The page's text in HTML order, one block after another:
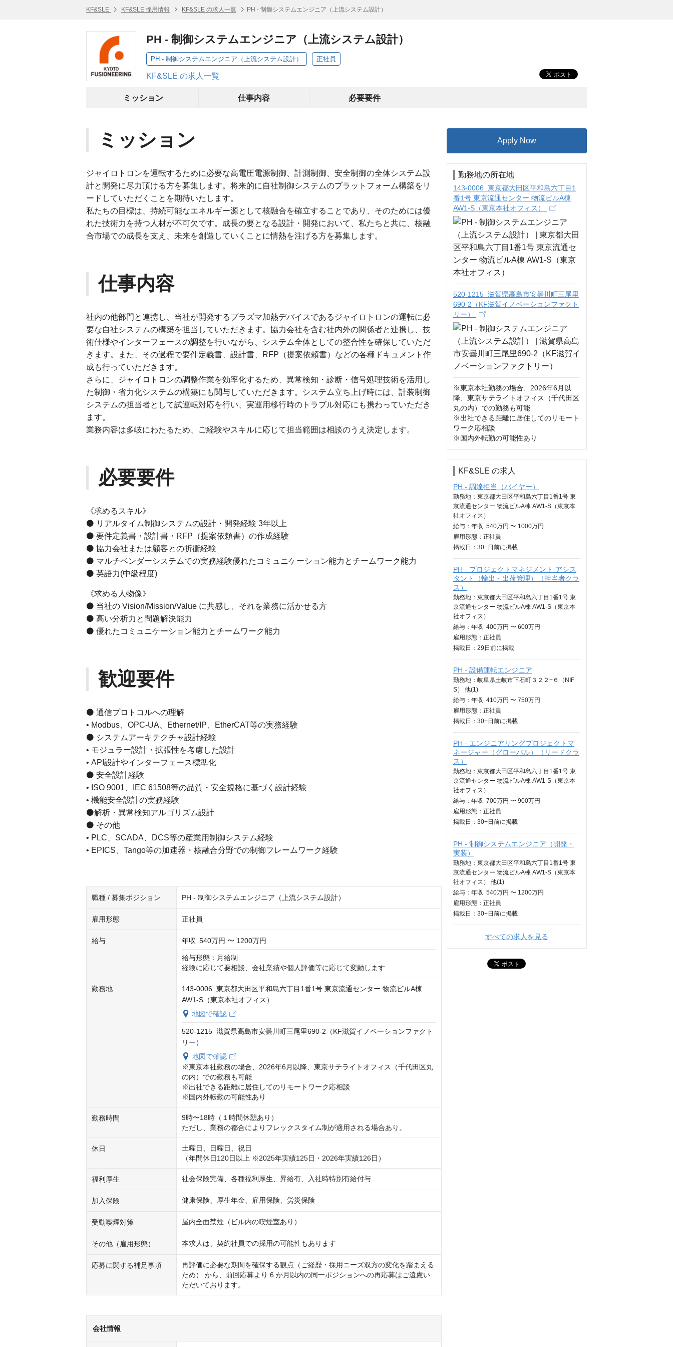
KF&SLE KF&SLE 採用情報 KF&SLE の求人一覧 PH - 制御システムエンジニア（上流システム設計）
PH - 制御システムエンジニア（上流システム設計）
PH - 制御システムエンジニア（上流システム設計） 正社員
KF&SLE の求人一覧
ミッション 仕事内容 必要要件
ミッション
ジャイロトロンを運転するために必要な高電圧電源制御、計測制御、安全制御の全体システム設
計と開発に尽力頂ける方を募集します。将来的に自社制御システムのプラットフォーム構築をリ
ードしていただくことを期待いたします。
私たちの目標は、持続可能なエネルギー源として核融合を確立することであり、そのためには優
れた技術力を持つ人材が不可欠です。成長の要となる設計・開発において、私たちと共に、核融
合市場での成長を支え、未来を創造していくことに情熱を注げる方を募集します。
仕事内容
社内の他部門と連携し、当社が開発するプラズマ加熱デバイスであるジャイロトロンの運転に必
要な自社システムの構築を担当していただきます。協力会社を含む社内外の関係者と連携し、技
術仕様やインターフェースの調整を行いながら、システム全体としての整合性を確保していただ
きます。また、その過程で要件定義書、設計書、RFP（提案依頼書）などの各種ドキュメント作
成も行っていただきます。
さらに、ジャイロトロンの調整作業を効率化するため、異常検知・診断・信号処理技術を活用し
た制御・省力化システムの構築にも関与していただきます。システム立ち上げ時には、計装制御
システムの担当者として試運転対応を行い、実運用移行時のトラブル対応にも携わっていただき
ます。
業務内容は多岐にわたるため、ご経験やスキルに応じて担当範囲は相談のうえ決定します。
必要要件
《求めるスキル》
⚫ リアルタイム制御システムの設計・開発経験 3年以上
⚫ 要件定義書・設計書・RFP（提案依頼書）の作成経験
⚫ 協力会社または顧客との折衝経験
⚫ マルチベンダーシステムでの実務経験優れたコミュニケーション能力とチームワーク能力
⚫ 英語力(中級程度)
《求める人物像》
⚫ 当社の Vision/Mission/Value に共感し、それを業務に活かせる方
⚫ 高い分析力と問題解決能力
⚫ 優れたコミュニケーション能力とチームワーク能力
歓迎要件
⚫ 通信プロトコルへの理解
• Modbus、OPC-UA、Ethernet/IP、EtherCAT等の実務経験
⚫ システムアーキテクチャ設計経験
• モジュラー設計・拡張性を考慮した設計
• API設計やインターフェース標準化
⚫ 安全設計経験
• ISO 9001、IEC 61508等の品質・安全規格に基づく設計経験
• 機能安全設計の実務経験
⚫解析・異常検知アルゴリズム設計
⚫ その他
• PLC、SCADA、DCS等の産業用制御システム経験
• EPICS、Tango等の加速器・核融合分野での制御フレームワーク経験
職種 / 募集ポジション PH - 制御システムエンジニア（上流システム設計）
雇用形態 正社員
給与 年収 540万円 〜 1200万円
給与形態：月給制
経験に応じて要相談、会社業績や個人評価等に応じて変動します
勤務地
143-0006 東京都大田区平和島六丁目1番1号 東京流通センター 物流ビルA棟
AW1-S（東京本社オフィス）
地図で確認
520-1215 滋賀県高島市安曇川町三尾里690-2（KF滋賀イノベーションファクト
リー）
地図で確認
※東京本社勤務の場合、2026年6月以降、東京サテライトオフィス（千代田区丸
の内）での勤務も可能
※出社できる距離に居住してのリモートワーク応相談
※国内外転勤の可能性あり
勤務時間
9時〜18時（１時間休憩あり）
ただし、業務の都合によりフレックスタイム制が適用される場合あり。
休日
土曜日、日曜日、祝日
（年間休日120日以上 ※2025年実績125日・2026年実績126日）
福利厚生 社会保険完備、各種福利厚生、昇給有、入社時特別有給付与
加入保険 健康保険、厚生年金、雇用保険、労災保険
受動喫煙対策 屋内全面禁煙（ビル内の喫煙室あり）
その他（雇用形態） 本求人は、契約社員での採用の可能性もあります
応募に関する補足事項
再評価に必要な期間を確保する観点（ご経歴・採用ニーズ双方の変化を踏まえる
ため） から、前回応募より 6 か月以内の同一ポジションへの再応募はご遠慮い
ただいております。
会社情報
Apply Now
勤務地の所在地
143-0006 東京都大田区平和島六丁目1
番1号 東京流通センター 物流ビルA棟
AW1-S（東京本社オフィス）
520-1215 滋賀県高島市安曇川町三尾里
690-2（KF滋賀イノベーションファクト
リー）
※東京本社勤務の場合、2026年6月以
降、東京サテライトオフィス（千代田区
丸の内）での勤務も可能
※出社できる距離に居住してのリモート
ワーク応相談
※国内外転勤の可能性あり
KF&SLE の求人
PH - 調達担当（バイヤー）
勤務地：東京都大田区平和島六丁目1番1号 東
京流通センター 物流ビルA棟 AW1-S（東京本
社オフィス）
給与： 年収 540万円 〜 1000万円
雇用形態：正社員
掲載日： 30+日 前に掲載
PH - プロジェクトマネジメント アシス
タント（輸出・出荷管理）（担当者クラ
ス）
勤務地：東京都大田区平和島六丁目1番1号 東
京流通センター 物流ビルA棟 AW1-S（東京本
社オフィス）
給与： 年収 400万円 〜 600万円
雇用形態：正社員
掲載日： 29日 前に掲載
PH - 設備運転エンジニア
勤務地：岐阜県土岐市下石町３２２−６（NIF
S） 他(1)
給与： 年収 410万円 〜 750万円
雇用形態：正社員
掲載日： 30+日 前に掲載
PH - エンジニアリングプロジェクトマ
ネージャー（グローバル）（リードクラ
ス）
勤務地：東京都大田区平和島六丁目1番1号 東
京流通センター 物流ビルA棟 AW1-S（東京本
社オフィス）
給与： 年収 700万円 〜 900万円
雇用形態：正社員
掲載日： 30+日 前に掲載
PH - 制御システムエンジニア（開発・
実装）
勤務地：東京都大田区平和島六丁目1番1号 東
京流通センター 物流ビルA棟 AW1-S（東京本
社オフィス） 他(1)
給与： 年収 540万円 〜 1200万円
雇用形態：正社員
掲載日： 30+日 前に掲載
すべての求人を見る